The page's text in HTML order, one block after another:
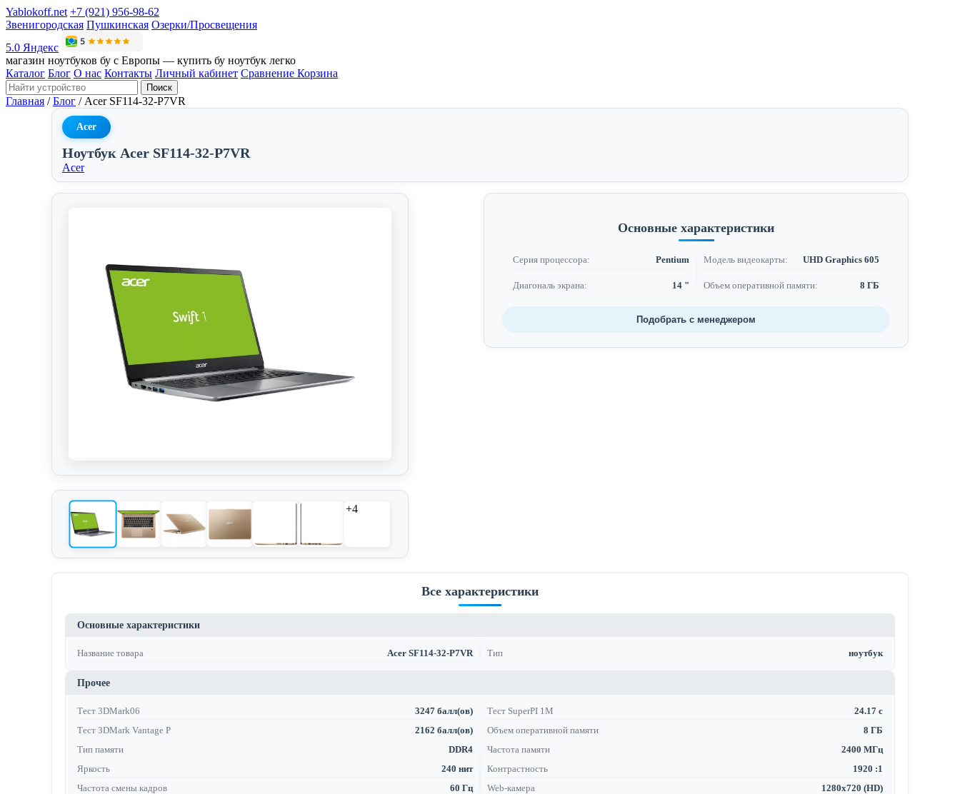
Yablokoff.net +7 (921) 956-98-62
Звенигородская Пушкинская Озерки/Просвещения
5.0 Яндекс
магазин ноутбуков бу с Европы — купить бу ноутбук легко
Каталог Блог О нас Контакты Личный кабинет Сравнение Корзина
Поиск
Главная / Блог / Acer SF114-32-P7VR
Acer
Ноутбук Acer SF114-32-P7VR
Acer
+4
Основные характеристики
Серия процессора: Pentium Модель видеокарты: UHD Graphics 605
Диагональ экрана: 14 " Объем оперативной памяти: 8 ГБ
Подобрать с менеджером
Все характеристики
Основные характеристики
Название товара Acer SF114-32-P7VR Тип ноутбук
Прочее
Тест 3DMark06 3247 балл(ов) Тест SuperPI 1M
24.17 с
Тест 3DMark Vantage P
2162 балл(ов) Объем оперативной памяти
8 ГБ
Тип памяти
DDR4 Частота памяти
2400 МГц
Яркость
240 нит Контрастность
1920 :1
Частота смены кадров
60 Гц Web-камера
1280x720 (HD)